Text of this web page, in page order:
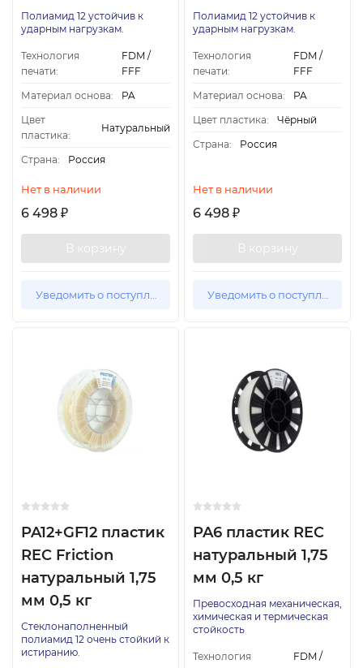
Полиамид 12 устойчив к
ударным нагрузкам.
Технология
печати:
FDM /
FFF
Материал основа:
PA
Цвет
пластика:
Натуральный
Страна: Россия
Нет в наличии
6 498 ₽
В корзину
Уведомить о поступлении
Полиамид 12 устойчив к
ударным нагрузкам.
Технология
печати:
FDM /
FFF
Материал основа:
PA
Цвет пластика:
Чёрный
Страна:
Россия
Нет в наличии
6 498 ₽
В корзину
Уведомить о поступлении
PA12+GF12 пластик
REC Friction
натуральный 1,75
мм 0,5 кг
Стеклонаполненный
полиамид 12 очень стойкий к
истиранию.
PA6 пластик REC
натуральный 1,75
мм 0,5 кг
Превосходная механическая,
химическая и термическая
стойкость
Технология
FDM /